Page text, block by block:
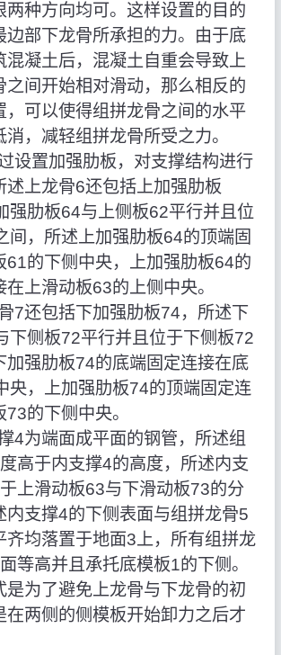
两种方向均可。这样设置的目的
边部下龙骨所承担的力。由于底
混凝土后，混凝土自重会导致上
之间开始相对滑动，那么相反的
，可以使得组拼龙骨之间的水平
，减轻组拼龙骨所受之力。
设置加强肋板，对支撑结构进行
述上龙骨6还包括上加强肋板
强肋板64与上侧板62平行并且位
间，所述上加强肋板64的顶端固
61的下侧中央，上加强肋板64的
上滑动板63的上侧中央。
7还包括下加强肋板74，所述下
下侧板72平行并且位于下侧板72
加强肋板74的底端固定连接在底
央，上加强肋板74的顶端固定连
的下侧中央。
4为端面成平面的钢管，所述组
高于内支撑4的高度，所述内支
上滑动板63与下滑动板73的分
内支撑4的下侧表面与组拼龙骨5
齐均落置于地面3上，所有组拼龙
等高并且承托底模板1的下侧。
是为了避免上龙骨与下龙骨的初
在两侧的侧模板开始卸力之后才